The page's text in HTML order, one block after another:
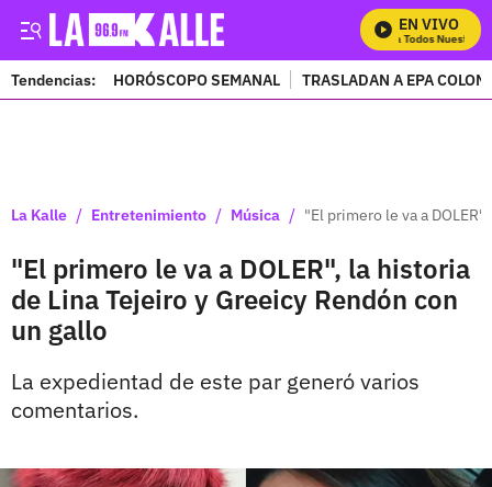
EN VIVO
Mira Todos Nuestros
Tendencias: HORÓSCOPO SEMANAL TRASLADAN A EPA
La Kalle / Entretenimiento / Música / "El primero le va a
"El primero le va a DOLER", la historia
de Lina Tejeiro y Greeicy Rendón con
un gallo
La expedientad de este par generó varios
comentarios.